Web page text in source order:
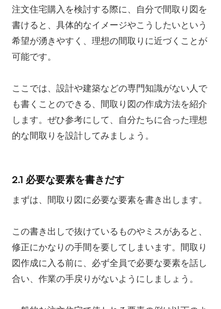
注文住宅購入を検討する際に、自分で間取り図を
書けると、具体的なイメージやこうしたいという
希望が湧きやすく、理想の間取りに近づくことが
可能です。
ここでは、設計や建築などの専門知識がない人で
も書くことのできる、間取り図の作成方法を紹介
します。ぜひ参考にして、自分たちに合った理想
的な間取りを設計してみましょう。
2.1 必要な要素を書きだす
まずは、間取り図に必要な要素を書き出します。
この書き出しで抜けているものやミスがあると、
修正にかなりの手間を要してしまいます。間取り
図作成に入る前に、必ず全員で必要な要素を話し
合い、作業の手戻りがないようにしましょう。